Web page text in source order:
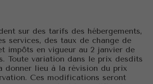
sur des tarifs des hébergements,
services, des taux de change de
impôts en vigueur au 2 janvier de
Toute variation dans le prix desdits
donner lieu à la révision du prix
Ces modifications seront